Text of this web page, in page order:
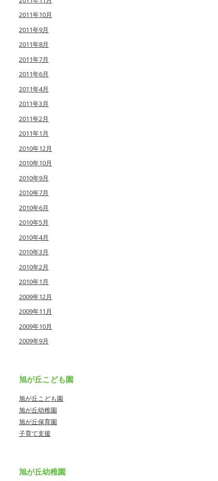
2011年10月
2011年9月
2011年8月
2011年7月
2011年6月
2011年4月
2011年3月
2011年2月
2011年1月
2010年12月
2010年10月
2010年9月
2010年7月
2010年6月
2010年5月
2010年4月
2010年3月
2010年2月
2010年1月
2009年12月
2009年11月
2009年10月
2009年9月
旭が丘こども園
旭が丘こども園
旭が丘幼稚園
旭が丘保育園
子育て支援
旭が丘幼稚園